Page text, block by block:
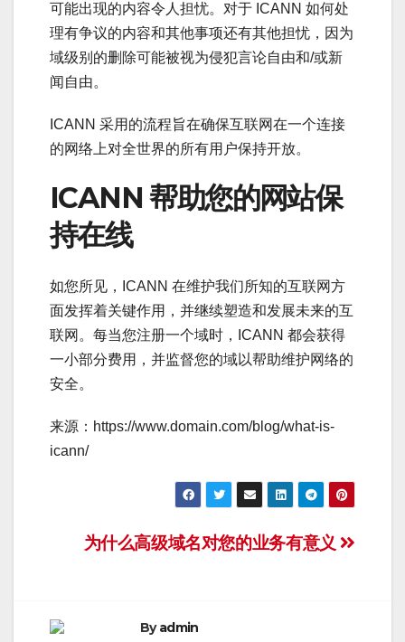
可能出现的内容令人担忧。对于 ICANN 如何处
理有争议的内容和其他事项还有其他担忧，因为
域级别的删除可能被视为侵犯言论自由和/或新
闻自由。
ICANN 采用的流程旨在确保互联网在一个连接
的网络上对全世界的所有用户保持开放。
ICANN 帮助您的网站保
持在线
如您所见，ICANN 在维护我们所知的互联网方
面发挥着关键作用，并继续塑造和发展未来的互
联网。每当您注册一个域时，ICANN 都会获得
一小部分费用，并监督您的域以帮助维护网络的
安全。
来源：https://www.domain.com/blog/what-is-
icann/
导
为什么高级域名对您的业务有意义
Byadmin